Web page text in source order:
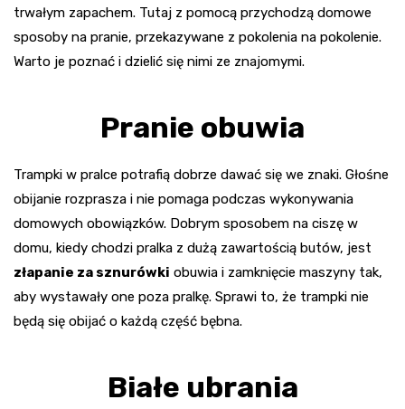
trwałym zapachem. Tutaj z pomocą przychodzą domowe
sposoby na pranie, przekazywane z pokolenia na pokolenie.
Warto je poznać i dzielić się nimi ze znajomymi.
Pranie obuwia
Trampki w pralce potrafią dobrze dawać się we znaki. Głośne
obijanie rozprasza i nie pomaga podczas wykonywania
domowych obowiązków. Dobrym sposobem na ciszę w
domu, kiedy chodzi pralka z dużą zawartością butów, jest
złapanie za sznurówki obuwia i zamknięcie maszyny tak,
aby wystawały one poza pralkę. Sprawi to, że trampki nie
będą się obijać o każdą część bębna.
Białe ubrania